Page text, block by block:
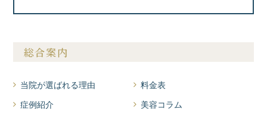
総合案内
当院が選ばれる理由
症例紹介
料金表
美容コラム